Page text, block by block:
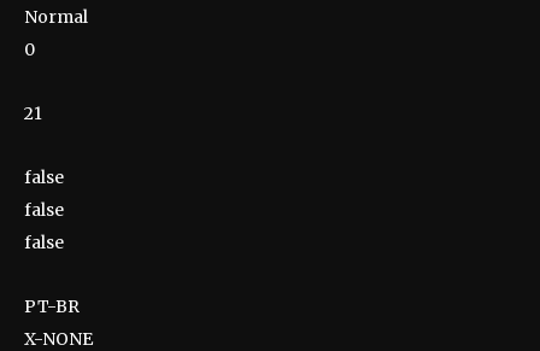
Normal
0
21
false
false
false
PT-BR
X-NONE